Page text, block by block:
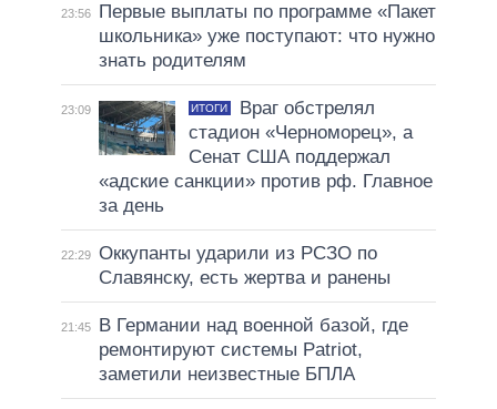
23:56
Первые выплаты по программе «Пакет
школьника» уже поступают: что нужно
знать родителям
23:09 ИТОГИ
Враг обстрелял
стадион «Черноморец», а
Сенат США поддержал
«адские санкции» против рф. Главное
за день
22:29 Оккупанты ударили из РСЗО по
Славянску, есть жертва и ранены
21:45
В Германии над военной базой, где
ремонтируют системы Patriot,
заметили неизвестные БПЛА